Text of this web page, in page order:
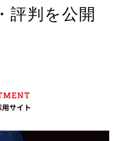
評判を公開